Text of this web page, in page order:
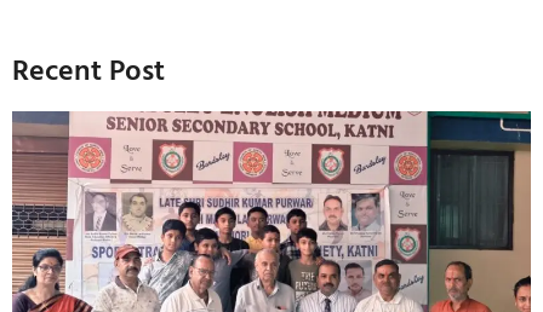
Recent Post